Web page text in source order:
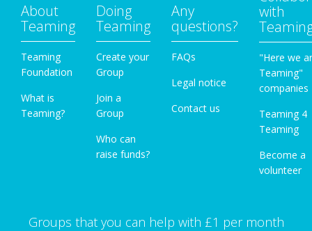
About
Teaming
Teaming
Foundation
What is
Teaming?
Doing
Teaming
Create your
Group
Join a
Group
Who can
raise funds?
Any
questions?
FAQs
Legal notice
Contact us
with
"Here we
Teaming"
companies
Teaming 4
Teaming
Become a
volunteer
Groups that you can help with £1 per month